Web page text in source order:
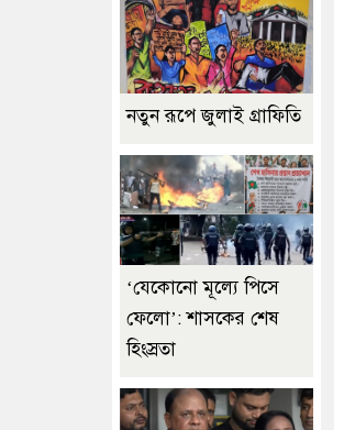
নতুন রূপে জুলাই গ্রাফিতি
‘যেকোনো মূল্যে পিসে
ফেলো’: শাসকের শেষ
হিংস্রতা